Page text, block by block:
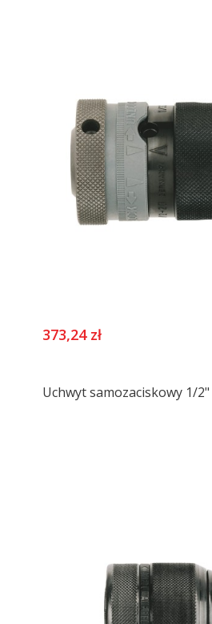
373,24 zł
Uchwyt samozaciskowy 1/